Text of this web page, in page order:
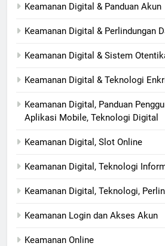
Keamanan Digital & Panduan Akun
Keamanan Digital & Perlindungan
Keamanan Digital & Sistem
Keamanan Digital & Teknologi
Keamanan Digital, Panduan
Aplikasi Mobile, Teknologi Digital
Keamanan Digital, Slot Online
Keamanan Digital, Teknologi
Keamanan Digital, Teknologi,
Keamanan Login dan Akses Akun
Keamanan Online